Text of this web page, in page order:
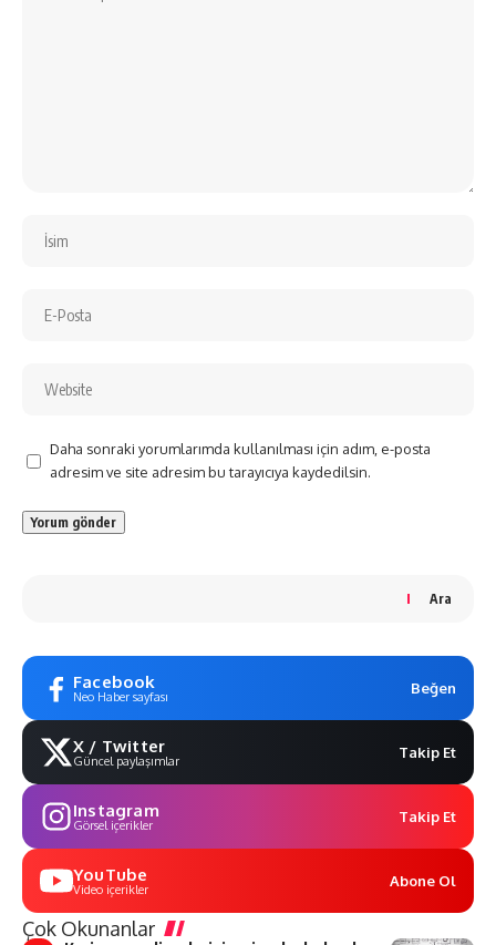
Daha sonraki yorumlarımda kullanılması için adım, e-posta
adresim ve site adresim bu tarayıcıya kaydedilsin.
Ara
Facebook
Neo Haber sayfası Beğen
X / Twitter
Güncel paylaşımlar Takip Et
Instagram
Görsel içerikler Takip Et
YouTube
Video içerikler Abone Ol
Çok Okunanlar